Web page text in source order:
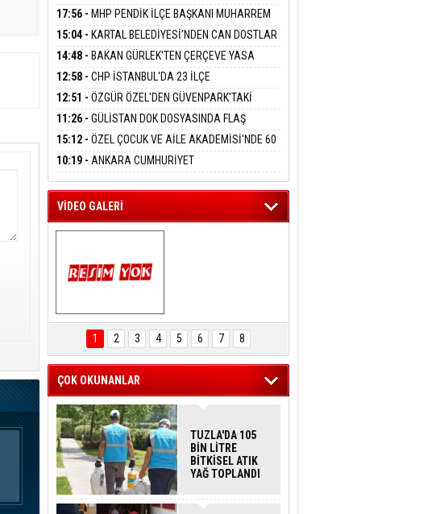
BARIŞ BAŞARSLAN
ADANMAK
Meltem Kaynas
AFFETMEYECEĞİM!
ÇANKAYA HAKKINDA TAHLİYE KARARI
17:56 - MHP PENDİK İLÇE BAŞKANI MUHARREM
KIR KARTAL ORDULULAR DERNEĞİ HEYETİNİ
AĞIRLADI
15:04 - KARTAL BELEDİYESİ’NDEN CAN DOSTLAR
İÇİN DEV YATIRIM!
14:48 - BAKAN GÜRLEK'TEN ÇERÇEVE YASA
AÇIKLAMASI:''KIRMIZI ÇİZGİMİZ ŞEHİT AİLELERİ
VE GAZİLERİMİZİN HASSASİYETİDİR''
12:58 - CHP İSTANBUL'DA 23 İLÇE
BAŞKANLIĞI'NDA ATAMALAR GERÇEKLEŞTİ
12:51 - ÖZGÜR ÖZEL'DEN GÜVENPARK'TAKİ
GAZİLERE DESTEK:''SONUÇ ALANA KADAR
ARKANIZDAYIZ''
11:26 - GÜLİSTAN DOK DOSYASINDA FLAŞ
GELİŞME: 2 DALGIÇ DELİL KARARTMA
SUÇLAMASIYLA TUTUTKLANDI
15:12 - ÖZEL ÇOCUK VE AİLE AKADEMİSİ'NDE 60
ÇOCUĞA HİZMET VERİLDİ
10:19 - ANKARA CUMHURİYET
BAŞSAVCILIĞINDAN ÖZGÜR ÖZEL VE VELİ
AĞBABA HAKKINDA FEZLEKE
VİDEO GALERİ
KARTAL ENGELSİZ
YAŞAM FESTİVALİ
KONSERİ
İZLEYİCİLERİ MEST
1 2 3 4 5 6 7 8
ÇOK OKUNANLAR
TUZLA'DA 105
BİN LİTRE
BİTKİSEL ATIK
YAĞ TOPLANDI